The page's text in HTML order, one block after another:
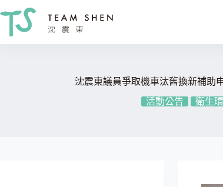
沈震東議員爭取機車汰舊換新補助
活動公告
衛生